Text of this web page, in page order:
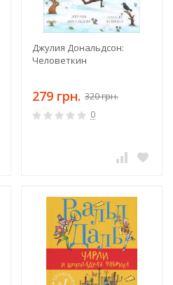
Джулия Дональдсон:
Человеткин
279 грн. 320 грн.
0